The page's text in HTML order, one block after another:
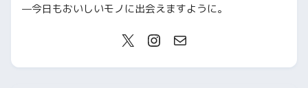
—今日もおいしいモノに出会えますように。